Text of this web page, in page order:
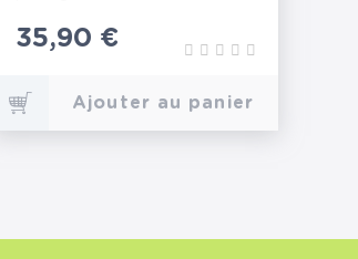
Prix
35,90 €
Ajouter au panier